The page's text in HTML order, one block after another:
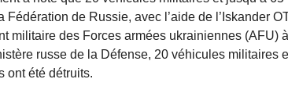
Fédération de Russie, avec l’aide de l’Iskander
militaire des Forces armées ukrainiennes (AFU)
russe de la Défense, 20 véhicules militaires
ont été détruits.